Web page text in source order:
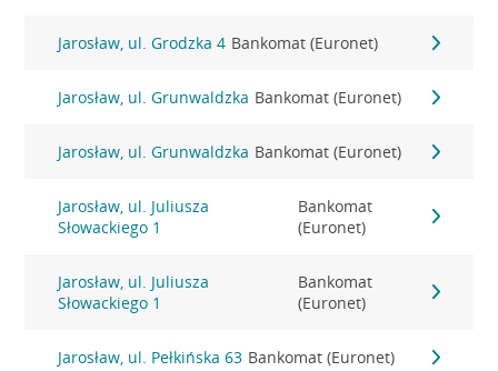
Jarosław, ul. Grodzka 4 Bankomat (Euronet)
Jarosław, ul. Grunwaldzka Bankomat (Euronet)
Jarosław, ul. Grunwaldzka Bankomat (Euronet)
Jarosław, ul. Juliusza
Słowackiego 1
Bankomat
(Euronet)
Jarosław, ul. Juliusza
Słowackiego 1
Bankomat
(Euronet)
Jarosław, ul. Pełkińska 63 Bankomat (Euronet)